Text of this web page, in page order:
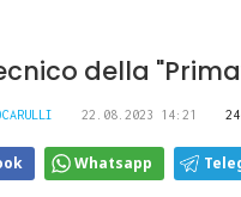
della
22.08.2023 14:21
Whatsapp